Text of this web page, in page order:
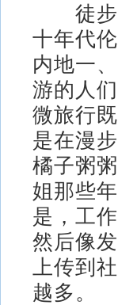
徒步
十年代
内地一
游的人
微旅行
是在漫
橘子粥
姐那些
是，工
然后像
上传到
越多。